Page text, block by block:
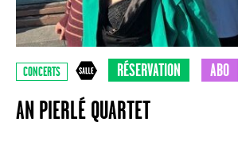
CONCERTS RÉSERVATION ABO
AN PIERLÉ QUARTET